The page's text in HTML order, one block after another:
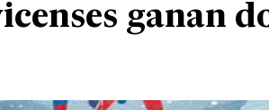
ganan